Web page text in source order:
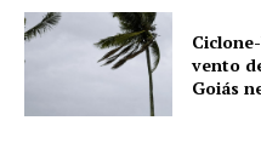
vento
Goiás